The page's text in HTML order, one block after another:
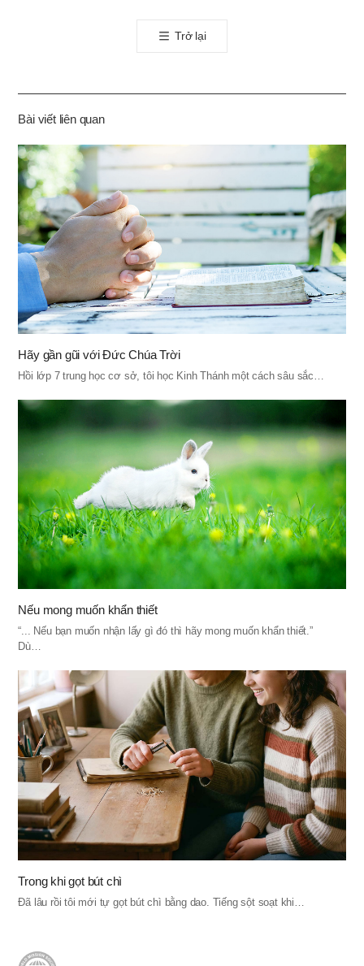
톡
공
기
Trở lại
Bài viết liên quan
Hãy gần gũi với Đức Chúa Trời
Hồi lớp 7 trung học cơ sở, tôi học Kinh Thánh một cách sâu sắc…
Nếu mong muốn khẩn thiết
“... Nếu bạn muốn nhận lấy gì đó thì hãy mong muốn khẩn thiết.”
Dù…
Trong khi gọt bút chì
Đã lâu rồi tôi mới tự gọt bút chì bằng dao. Tiếng sột soạt khi…